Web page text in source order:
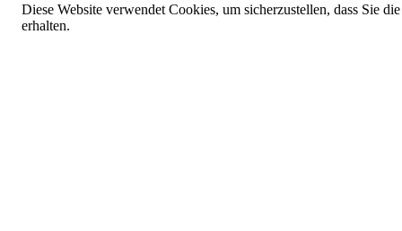
Diese Website verwendet Cookies, um sicherzustellen, dass Sie
erhalten.